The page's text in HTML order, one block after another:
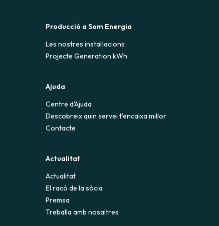
Producció a Som Energia
Les nostres instal·lacions
Projecte Generation kWh
Ajuda
Centre d'Ajuda
Descobreix quin servei t'encaixa millor
Contacte
Actualitat
Actualitat
El racó de la sòcia
Premsa
Treballa amb nosaltres